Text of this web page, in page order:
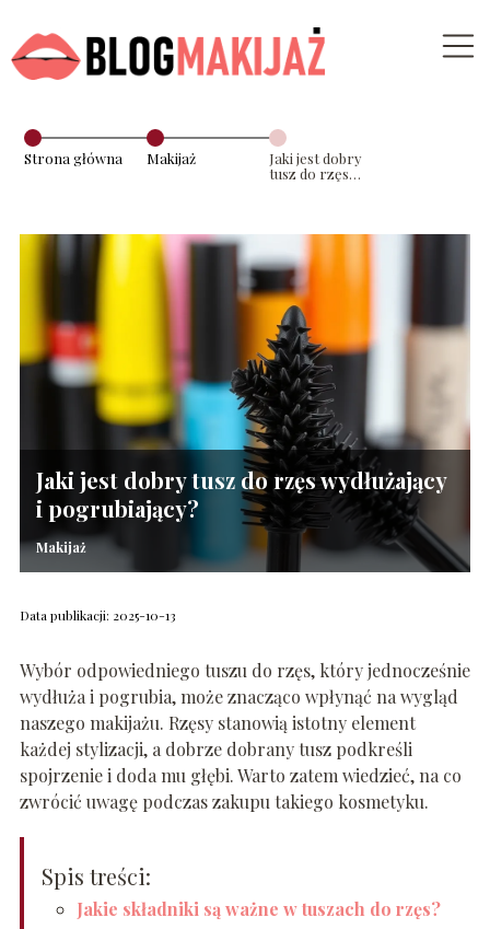
Strona główna Makijaż
Jaki jest dobry
tusz do rzęs
Jaki jest dobry tusz do rzęs wydłużający
i pogrubiający?
Makijaż
Data publikacji: 2025-10-13
Wybór odpowiedniego tuszu do rzęs, który jednocześnie
wydłuża i pogrubia, może znacząco wpłynąć na wygląd
naszego makijażu. Rzęsy stanowią istotny element
każdej stylizacji, a dobrze dobrany tusz podkreśli
spojrzenie i doda mu głębi. Warto zatem wiedzieć, na co
zwrócić uwagę podczas zakupu takiego kosmetyku.
Spis treści:
Jakie składniki są ważne w tuszach do rzęs?